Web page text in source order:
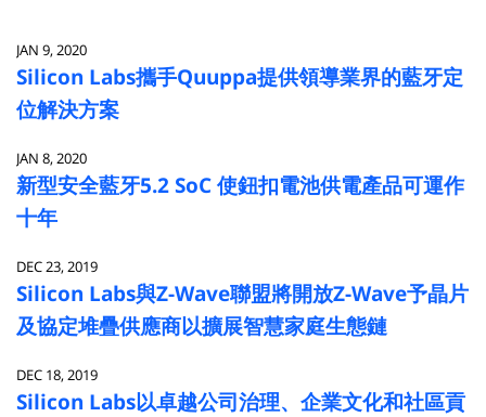
JAN 9, 2020
Silicon Labs攜手Quuppa提供領導業界的藍牙定
位解決方案
JAN 8, 2020
新型安全藍牙5.2 SoC 使鈕扣電池供電產品可運作
十年
DEC 23, 2019
Silicon Labs與Z-Wave聯盟將開放Z-Wave予晶片
及協定堆疊供應商以擴展智慧家庭生態鏈
DEC 18, 2019
Silicon Labs以卓越公司治理、企業文化和社區貢